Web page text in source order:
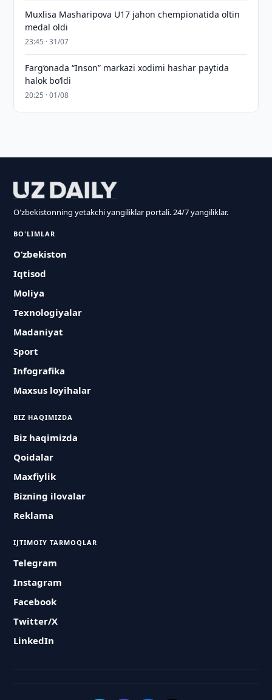
Muxlisa Masharipova U17 jahon chempionatida oltin
medal oldi
23:45 · 31/07
Farg‘onada “Inson” markazi xodimi hashar paytida
halok bo‘ldi
20:25 · 01/08
O'zbekistonning yetakchi yangiliklar portali. 24/7 yangiliklar.
BO'LIMLAR
O‘zbekiston
Iqtisod
Moliya
Texnologiyalar
Madaniyat
Sport
Infografika
Maxsus loyihalar
BIZ HAQIMIZDA
Biz haqimizda
Qoidalar
Maxfiylik
Bizning ilovalar
Reklama
IJTIMOIY TARMOQLAR
Telegram
Instagram
Facebook
Twitter/X
LinkedIn